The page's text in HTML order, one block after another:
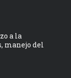
a la
manejo del